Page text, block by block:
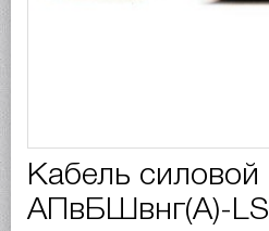
Кабель силовой
АПвБШвнг(A)-LS